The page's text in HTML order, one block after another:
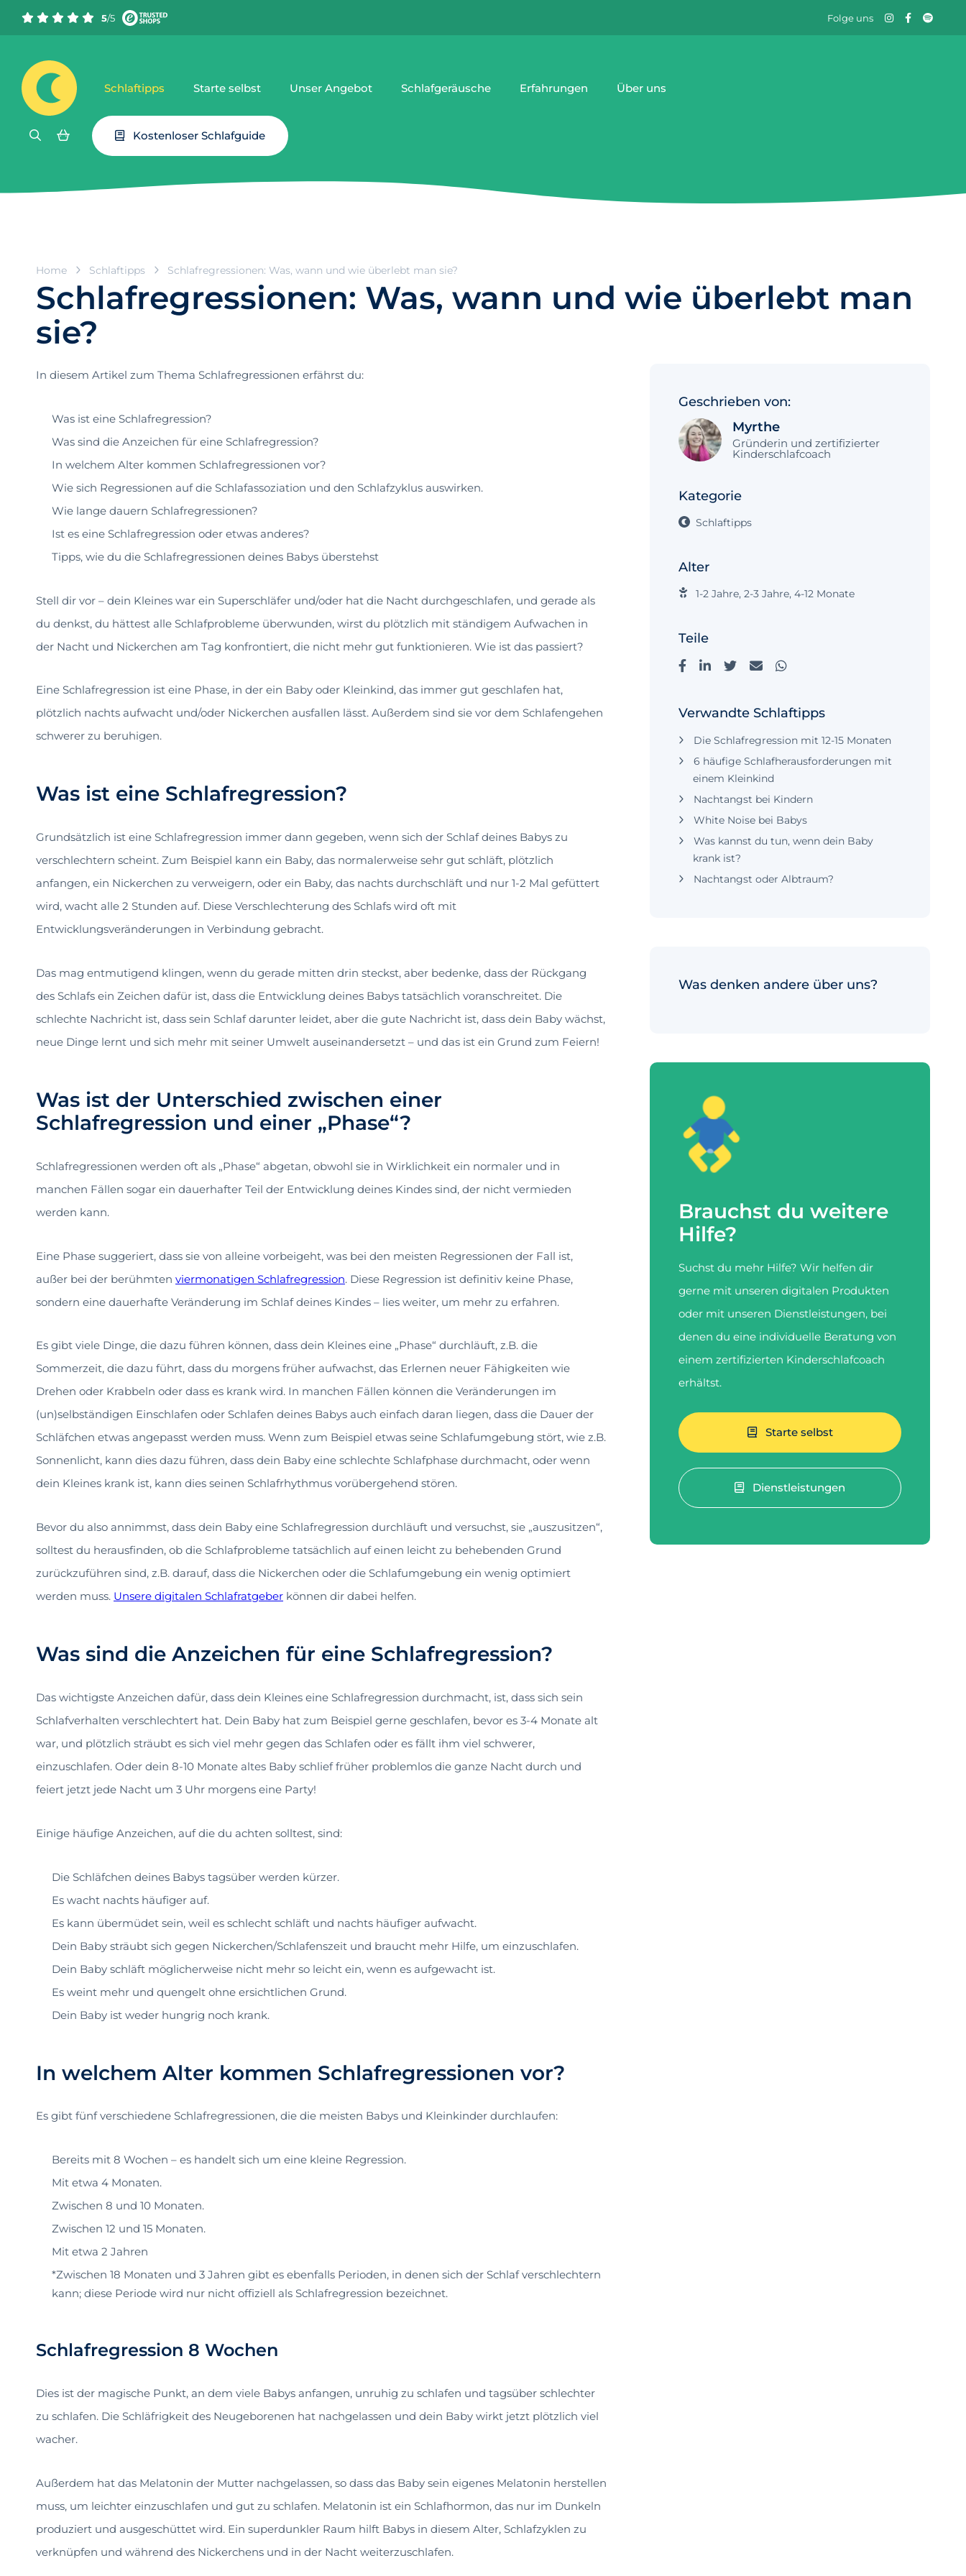
5/5 Folge uns
Schlaftipps Starte selbst Unser Angebot Schlafgeräusche Erfahrungen Über uns
Kostenloser Schlafguide
Home Schlaftipps Schlafregressionen: Was, wann und wie überlebt man sie?
Schlafregressionen: Was, wann und wie überlebt man
sie?
In diesem Artikel zum Thema Schlafregressionen erfährst du:
Was ist eine Schlafregression?
Was sind die Anzeichen für eine Schlafregression?
In welchem Alter kommen Schlafregressionen vor?
Wie sich Regressionen auf die Schlafassoziation und den Schlafzyklus auswirken.
Wie lange dauern Schlafregressionen?
Ist es eine Schlafregression oder etwas anderes?
Tipps, wie du die Schlafregressionen deines Babys überstehst
Stell dir vor – dein Kleines war ein Superschläfer und/oder hat die Nacht durchgeschlafen, und gerade als
du denkst, du hättest alle Schlafprobleme überwunden, wirst du plötzlich mit ständigem Aufwachen in
der Nacht und Nickerchen am Tag konfrontiert, die nicht mehr gut funktionieren. Wie ist das passiert?
Eine Schlafregression ist eine Phase, in der ein Baby oder Kleinkind, das immer gut geschlafen hat,
plötzlich nachts aufwacht und/oder Nickerchen ausfallen lässt. Außerdem sind sie vor dem Schlafengehen
schwerer zu beruhigen.
Was ist eine Schlafregression?
Grundsätzlich ist eine Schlafregression immer dann gegeben, wenn sich der Schlaf deines Babys zu
verschlechtern scheint. Zum Beispiel kann ein Baby, das normalerweise sehr gut schläft, plötzlich
anfangen, ein Nickerchen zu verweigern, oder ein Baby, das nachts durchschläft und nur 1-2 Mal gefüttert
wird, wacht alle 2 Stunden auf. Diese Verschlechterung des Schlafs wird oft mit
Entwicklungsveränderungen in Verbindung gebracht.
Das mag entmutigend klingen, wenn du gerade mitten drin steckst, aber bedenke, dass der Rückgang
des Schlafs ein Zeichen dafür ist, dass die Entwicklung deines Babys tatsächlich voranschreitet. Die
schlechte Nachricht ist, dass sein Schlaf darunter leidet, aber die gute Nachricht ist, dass dein Baby wächst,
neue Dinge lernt und sich mehr mit seiner Umwelt auseinandersetzt – und das ist ein Grund zum Feiern!
Was ist der Unterschied zwischen einer
Schlafregression und einer „Phase“?
Schlafregressionen werden oft als „Phase“ abgetan, obwohl sie in Wirklichkeit ein normaler und in
manchen Fällen sogar ein dauerhafter Teil der Entwicklung deines Kindes sind, der nicht vermieden
werden kann.
Eine Phase suggeriert, dass sie von alleine vorbeigeht, was bei den meisten Regressionen der Fall ist,
außer bei der berühmten viermonatigen Schlafregression. Diese Regression ist definitiv keine Phase,
sondern eine dauerhafte Veränderung im Schlaf deines Kindes – lies weiter, um mehr zu erfahren.
Es gibt viele Dinge, die dazu führen können, dass dein Kleines eine „Phase“ durchläuft, z.B. die
Sommerzeit, die dazu führt, dass du morgens früher aufwachst, das Erlernen neuer Fähigkeiten wie
Drehen oder Krabbeln oder dass es krank wird. In manchen Fällen können die Veränderungen im
(un)selbständigen Einschlafen oder Schlafen deines Babys auch einfach daran liegen, dass die Dauer der
Schläfchen etwas angepasst werden muss. Wenn zum Beispiel etwas seine Schlafumgebung stört, wie z.B.
Sonnenlicht, kann dies dazu führen, dass dein Baby eine schlechte Schlafphase durchmacht, oder wenn
dein Kleines krank ist, kann dies seinen Schlafrhythmus vorübergehend stören.
Bevor du also annimmst, dass dein Baby eine Schlafregression durchläuft und versuchst, sie „auszusitzen“,
solltest du herausfinden, ob die Schlafprobleme tatsächlich auf einen leicht zu behebenden Grund
zurückzuführen sind, z.B. darauf, dass die Nickerchen oder die Schlafumgebung ein wenig optimiert
werden muss. Unsere digitalen Schlafratgeber können dir dabei helfen.
Was sind die Anzeichen für eine Schlafregression?
Das wichtigste Anzeichen dafür, dass dein Kleines eine Schlafregression durchmacht, ist, dass sich sein
Schlafverhalten verschlechtert hat. Dein Baby hat zum Beispiel gerne geschlafen, bevor es 3-4 Monate alt
war, und plötzlich sträubt es sich viel mehr gegen das Schlafen oder es fällt ihm viel schwerer,
einzuschlafen. Oder dein 8-10 Monate altes Baby schlief früher problemlos die ganze Nacht durch und
feiert jetzt jede Nacht um 3 Uhr morgens eine Party!
Einige häufige Anzeichen, auf die du achten solltest, sind:
Die Schläfchen deines Babys tagsüber werden kürzer.
Es wacht nachts häufiger auf.
Es kann übermüdet sein, weil es schlecht schläft und nachts häufiger aufwacht.
Dein Baby sträubt sich gegen Nickerchen/Schlafenszeit und braucht mehr Hilfe, um einzuschlafen.
Dein Baby schläft möglicherweise nicht mehr so leicht ein, wenn es aufgewacht ist.
Es weint mehr und quengelt ohne ersichtlichen Grund.
Dein Baby ist weder hungrig noch krank.
In welchem Alter kommen Schlafregressionen vor?
Es gibt fünf verschiedene Schlafregressionen, die die meisten Babys und Kleinkinder durchlaufen:
Bereits mit 8 Wochen – es handelt sich um eine kleine Regression.
Mit etwa 4 Monaten.
Zwischen 8 und 10 Monaten.
Zwischen 12 und 15 Monaten.
Mit etwa 2 Jahren
*Zwischen 18 Monaten und 3 Jahren gibt es ebenfalls Perioden, in denen sich der Schlaf verschlechtern
kann; diese Periode wird nur nicht offiziell als Schlafregression bezeichnet.
Schlafregression 8 Wochen
Dies ist der magische Punkt, an dem viele Babys anfangen, unruhig zu schlafen und tagsüber schlechter
zu schlafen. Die Schläfrigkeit des Neugeborenen hat nachgelassen und dein Baby wirkt jetzt plötzlich viel
wacher.
Außerdem hat das Melatonin der Mutter nachgelassen, so dass das Baby sein eigenes Melatonin herstellen
muss, um leichter einzuschlafen und gut zu schlafen. Melatonin ist ein Schlafhormon, das nur im Dunkeln
produziert und ausgeschüttet wird. Ein superdunkler Raum hilft Babys in diesem Alter, Schlafzyklen zu
verknüpfen und während des Nickerchens und in der Nacht weiterzuschlafen.
Geschrieben von:
Myrthe
Gründerin und zertifizierter
Kinderschlafcoach
Kategorie
Schlaftipps
Alter
1-2 Jahre, 2-3 Jahre, 4-12 Monate
Teile
Verwandte Schlaftipps
Die Schlafregression mit 12-15 Monaten
6 häufige Schlafherausforderungen mit
einem Kleinkind
Nachtangst bei Kindern
White Noise bei Babys
Was kannst du tun, wenn dein Baby
krank ist?
Nachtangst oder Albtraum?
Was denken andere über uns?
Brauchst du weitere
Hilfe?
Suchst du mehr Hilfe? Wir helfen dir
gerne mit unseren digitalen Produkten
oder mit unseren Dienstleistungen, bei
denen du eine individuelle Beratung von
einem zertifizierten Kinderschlafcoach
erhältst.
Starte selbst
Dienstleistungen